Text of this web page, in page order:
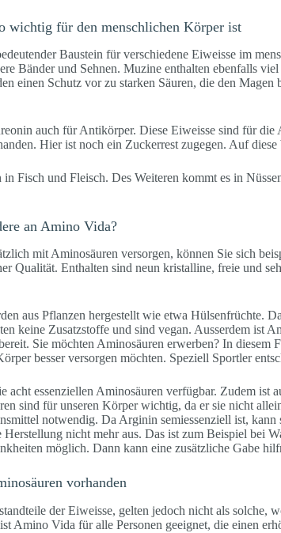
wichtig für den menschlichen Körper ist
Baustein für verschiedene Eiweisse im
Bänder und Sehnen. Muzine enthalten ebenfalls
einen Schutz vor zu starken Säuren, die den Magen
auch für Antikörper. Diese Eiweisse sind für
Hier ist noch ein Zuckerrest zugegen. Auf
Fisch und Fleisch. Des Weiteren kommt es in
an Amino Vida?
mit Aminosäuren versorgen, können Sie sich
Qualität. Enthalten sind neun kristalline, freie und
aus Pflanzen hergestellt wie etwa Hülsenfrüchte.
keine Zusatzstoffe und sind vegan. Ausserdem ist
Sie möchten Aminosäuren erwerben? In
besser versorgen möchten. Speziell Sportler
acht essenziellen Aminosäuren verfügbar. Zudem ist
sind für unseren Körper wichtig, da er sie nicht
notwendig. Da Arginin semiessenziell ist,
Herstellung nicht mehr aus. Das ist zum Beispiel bei
möglich. Dann kann eine zusätzliche Gabe
vorhanden
der Eiweisse, gelten jedoch nicht als solche,
Amino Vida für alle Personen geeignet, die einen